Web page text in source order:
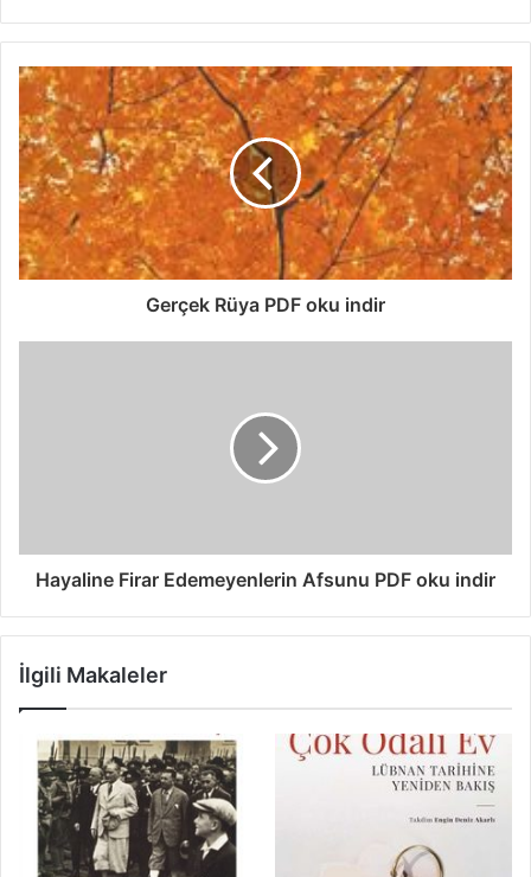
Gerçek Rüya PDF oku indir
Hayaline Firar Edemeyenlerin Afsunu PDF oku indir
İlgili Makaleler